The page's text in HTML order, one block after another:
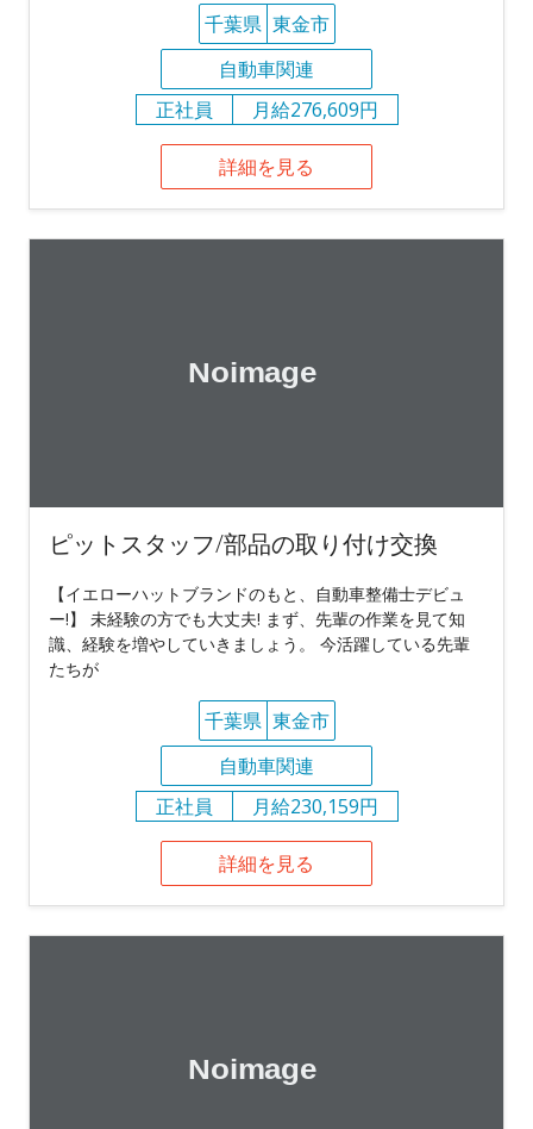
千葉県 東金市
自動車関連
正社員
月給276,609円
詳細を見る
ピットスタッフ/部品の取り付け交換
【イエローハットブランドのもと、自動車整備士デビュ
ー!】 未経験の方でも大丈夫! まず、先輩の作業を見て知
識、経験を増やしていきましょう。 今活躍している先輩
たちが
千葉県 東金市
自動車関連
正社員
月給230,159円
詳細を見る